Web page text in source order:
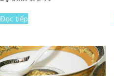
Đọc tiếp